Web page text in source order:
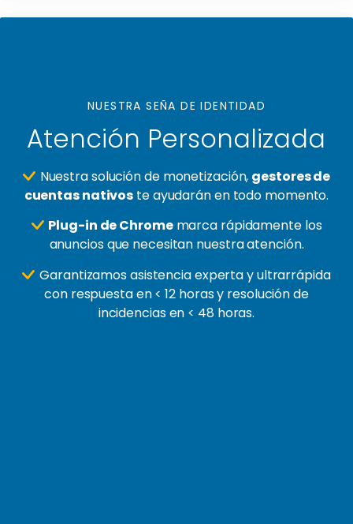
NUESTRA SEÑA DE IDENTIDAD
Atención Personalizada
Nuestra solución de monetización, gestores de
cuentas nativos te ayudarán en todo momento.
Plug-in de Chromemarca rápidamente los
anuncios que necesitan nuestra atención.
Garantizamos asistencia experta y ultrarrápida
con respuesta en < 12 horas y resolución de
incidencias en < 48 horas.